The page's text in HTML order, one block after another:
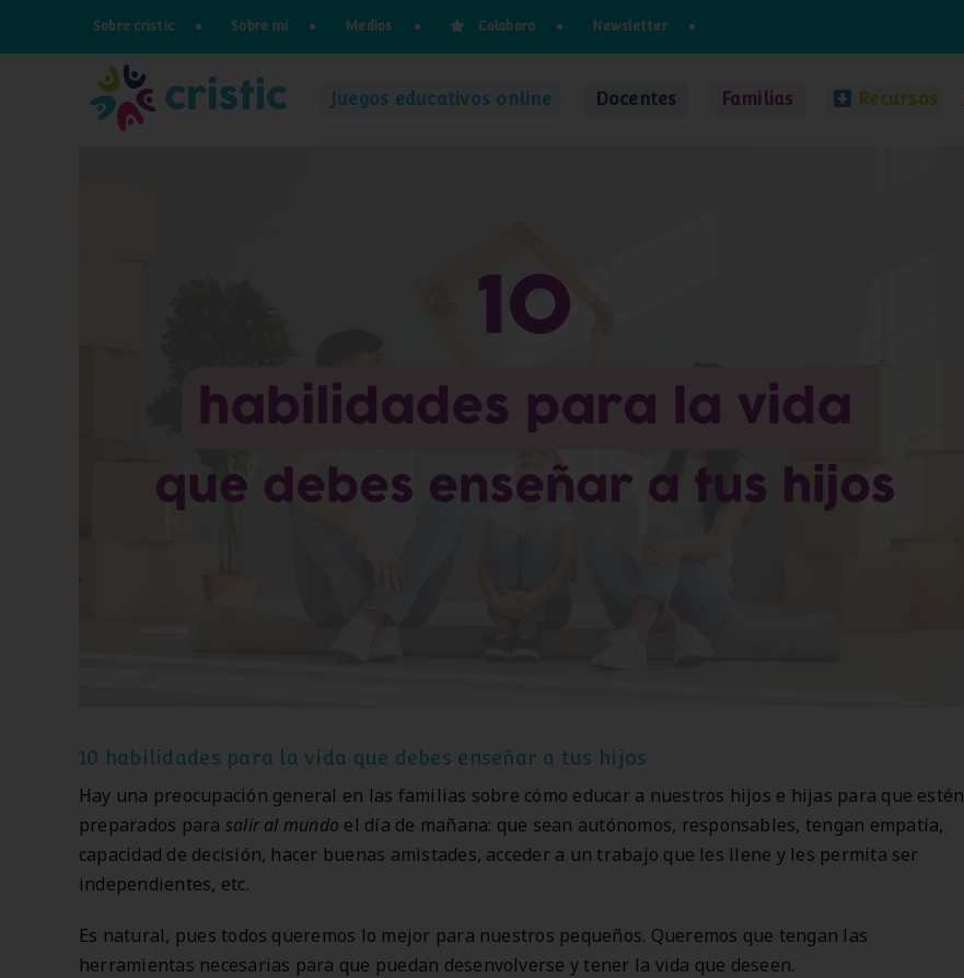
Sobre cristic Sobre mí Medios Colabora Newsletter
Juegos educativos online Docentes Familias Recursos
10 habilidades para la vida que debes enseñar a tus hijos
Hay una preocupación general en las familias sobre cómo educar a nuestros hijos e hijas para que estén
preparados para salir al mundo el día de mañana: que sean autónomos, responsables, tengan empatía,
capacidad de decisión, hacer buenas amistades, acceder a un trabajo que les llene y les permita ser
independientes, etc.
Es natural, pues todos queremos lo mejor para nuestros pequeños. Queremos que tengan las
herramientas necesarias para que puedan desenvolverse y tener la vida que deseen.